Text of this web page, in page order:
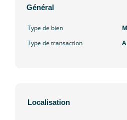
Général
Type de bien
Type de transaction
Localisation